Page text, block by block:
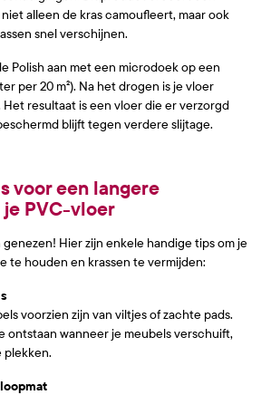
alleen de kras camoufleert, maar ook
snel verschijnen.
Polish aan met een microdoek op een
per 20 m²). Na het drogen is je vloer
resultaat is een vloer die er verzorgd
blijft tegen verdere slijtage.
voor een langere
PVC-vloer
Hier zijn enkele handige tips om je
te houden en krassen te vermijden:
voorzien zijn van viltjes of zachte pads.
ontstaan wanneer je meubels verschuift,
plekken.